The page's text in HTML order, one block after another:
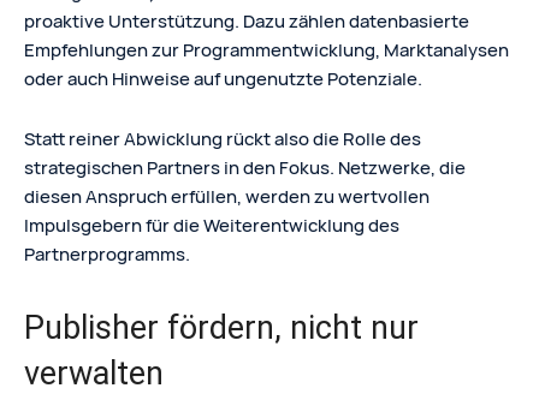
proaktive Unterstützung. Dazu zählen datenbasierte
Empfehlungen zur Programmentwicklung, Marktanalysen
oder auch Hinweise auf ungenutzte Potenziale.
Statt reiner Abwicklung rückt also die Rolle des
strategischen Partners in den Fokus. Netzwerke, die
diesen Anspruch erfüllen, werden zu wertvollen
Impulsgebern für die Weiterentwicklung des
Partnerprogramms.
Publisher fördern, nicht nur
verwalten